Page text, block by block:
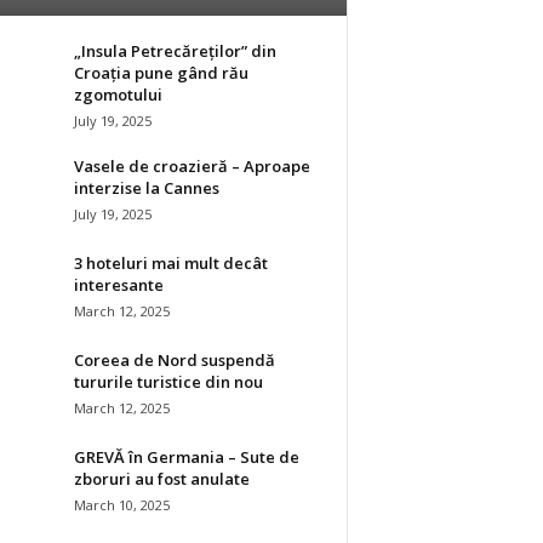
„Insula Petrecăreților” din
Croația pune gând rău
zgomotului
July 19, 2025
Vasele de croazieră – Aproape
interzise la Cannes
July 19, 2025
3 hoteluri mai mult decât
interesante
March 12, 2025
Coreea de Nord suspendă
tururile turistice din nou
March 12, 2025
GREVĂ în Germania – Sute de
zboruri au fost anulate
March 10, 2025